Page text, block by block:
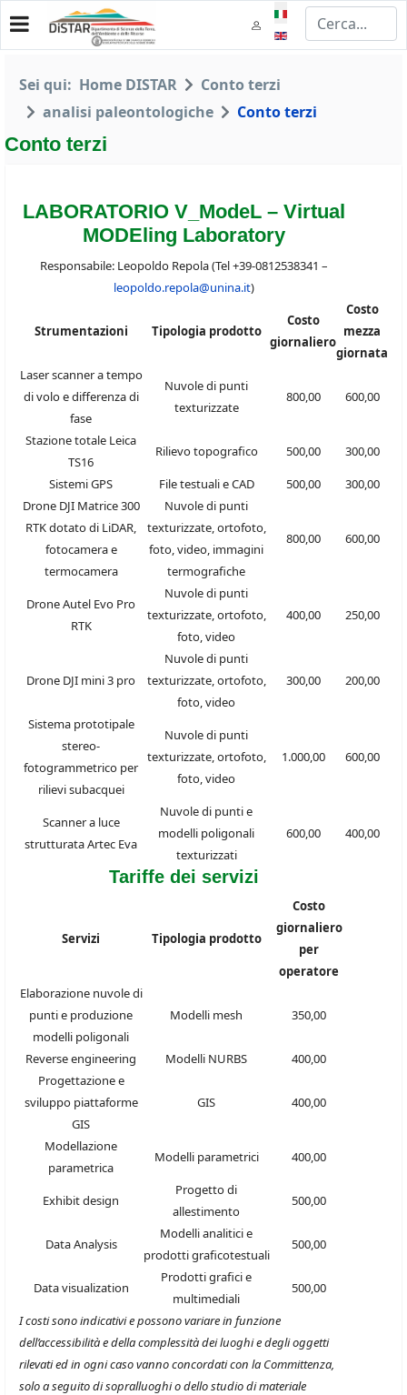
Seleziona la tua lingua
Sei qui: Home DISTAR
Conto terzi
analisi paleontologiche
Conto terzi
Conto terzi
LABORATORIO V_ModeL – Virtual
MODEling Laboratory
Responsabile: Leopoldo Repola (Tel +39-0812538341 –
leopoldo.repola@unina.it)
Strumentazioni Tipologia prodotto
Costo
giornaliero
Costo
mezza
giornata
Laser scanner a tempo
di volo e differenza di
fase
Nuvole di punti
texturizzate
800,00 600,00
Stazione totale Leica
TS16
Rilievo topografico 500,00
300,00
Sistemi GPS
File testuali e CAD 500,00
300,00
Drone DJI Matrice 300
RTK dotato di LiDAR,
fotocamera e
termocamera
Nuvole di punti
texturizzate, ortofoto,
foto, video, immagini
termografiche
800,00 600,00
Drone Autel Evo Pro
RTK
Nuvole di punti
texturizzate, ortofoto,
foto, video
400,00 250,00
Drone DJI mini 3 pro
Nuvole di punti
texturizzate, ortofoto,
foto, video
300,00 200,00
Sistema prototipale
stereo-
fotogrammetrico per
rilievi subacquei
Nuvole di punti
texturizzate, ortofoto,
foto, video
1.000,00 600,00
Scanner a luce
strutturata Artec Eva
Nuvole di punti e
modelli poligonali
texturizzati
600,00 400,00
Tariffe dei servizi
Servizi Tipologia prodotto
Costo
giornaliero
per
operatore
Elaborazione nuvole di
punti e produzione
modelli poligonali
Modelli mesh 350,00
Reverse engineering Modelli NURBS
400,00
Progettazione e
sviluppo piattaforme
GIS
GIS 400,00
Modellazione
parametrica
Modelli parametrici 400,00
Exhibit design
Progetto di
allestimento
500,00
Data Analysis
Modelli analitici e
prodotti graficotestuali
500,00
Data visualization
Prodotti grafici e
multimediali
500,00
I costi sono indicativi e possono variare in funzione
dell’accessibilità e della complessità dei luoghi e degli oggetti
rilevati ed in ogni caso vanno concordati con la Committenza,
solo a seguito di sopralluoghi o dello studio di materiale